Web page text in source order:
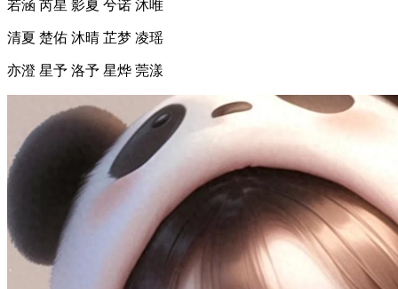
若涵 芮星 影夏 兮诺 沐唯
清夏 楚佑 沐晴 芷梦 凌瑶
亦澄 星予 洛予 星烨 莞漾